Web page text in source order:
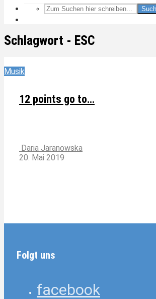
Schlagwort - ESC
Musik
12 points go to…
Daria Jaranowska
20. Mai 2019
Folgt uns
facebook